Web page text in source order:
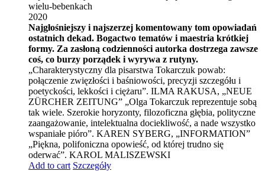
wielu-bebenkach
2020
Najgłośniejszy i najszerzej komentowany tom opowiadań
ostatnich dekad. Bogactwo tematów i maestria krótkiej
formy. Za zasłoną codzienności autorka dostrzega zawsze
coś, co burzy porządek i wyrywa z rutyny.
„Charakterystyczny dla pisarstwa Tokarczuk powab:
połączenie zwięzłości i baśniowości, precyzji szczegółu i
poetyckości, lekkości i ciężaru”. ILMA RAKUSA, „NEUE
ZÜRCHER ZEITUNG” „Olga Tokarczuk reprezentuje sobą
tak wiele. Szerokie horyzonty, filozoficzna głębia, polityczne
zaangażowanie, intelektualna dociekliwość, a nade wszystko
wspaniałe pióro”. KAREN SYBERG, „INFORMATION”
„Piękna, polifoniczna opowieść, od której trudno się
oderwać”. KAROL MALISZEWSKI
Add to cart Szczegóły